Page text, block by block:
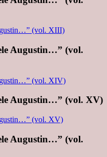
Augustin…” (vol.
Augustin…” (vol. XV)
Augustin…” (vol.